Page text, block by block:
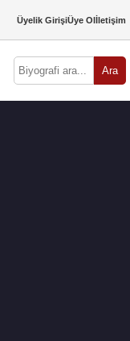
Üyelik GirişiÜye Olİletişim
Ara